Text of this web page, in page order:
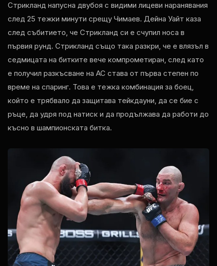
Стрикланд напусна двубоя с видими лицеви наранявания
след 25 тежки минути срещу Чимаев. Дейна Уайт каза
след събитието, че Стрикланд си е счупил носа в
първия рунд. Стрикланд също така разкри, че е влязъл в
седмицата на битките вече компрометиран, след като
е получил разкъсване на АС става от първа степен по
време на спаринг. Това е тежка комбинация за боец,
който е трябвало да защитава тейкдауни, да се бие с
ръце, да удря под натиск и да продължава да работи до
късно в шампионската битка.